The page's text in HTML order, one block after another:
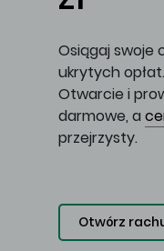
Osiągaj swoje
ukrytych opłat.
Otwarcie i
darmowe, a
przejrzysty.
Otwórz